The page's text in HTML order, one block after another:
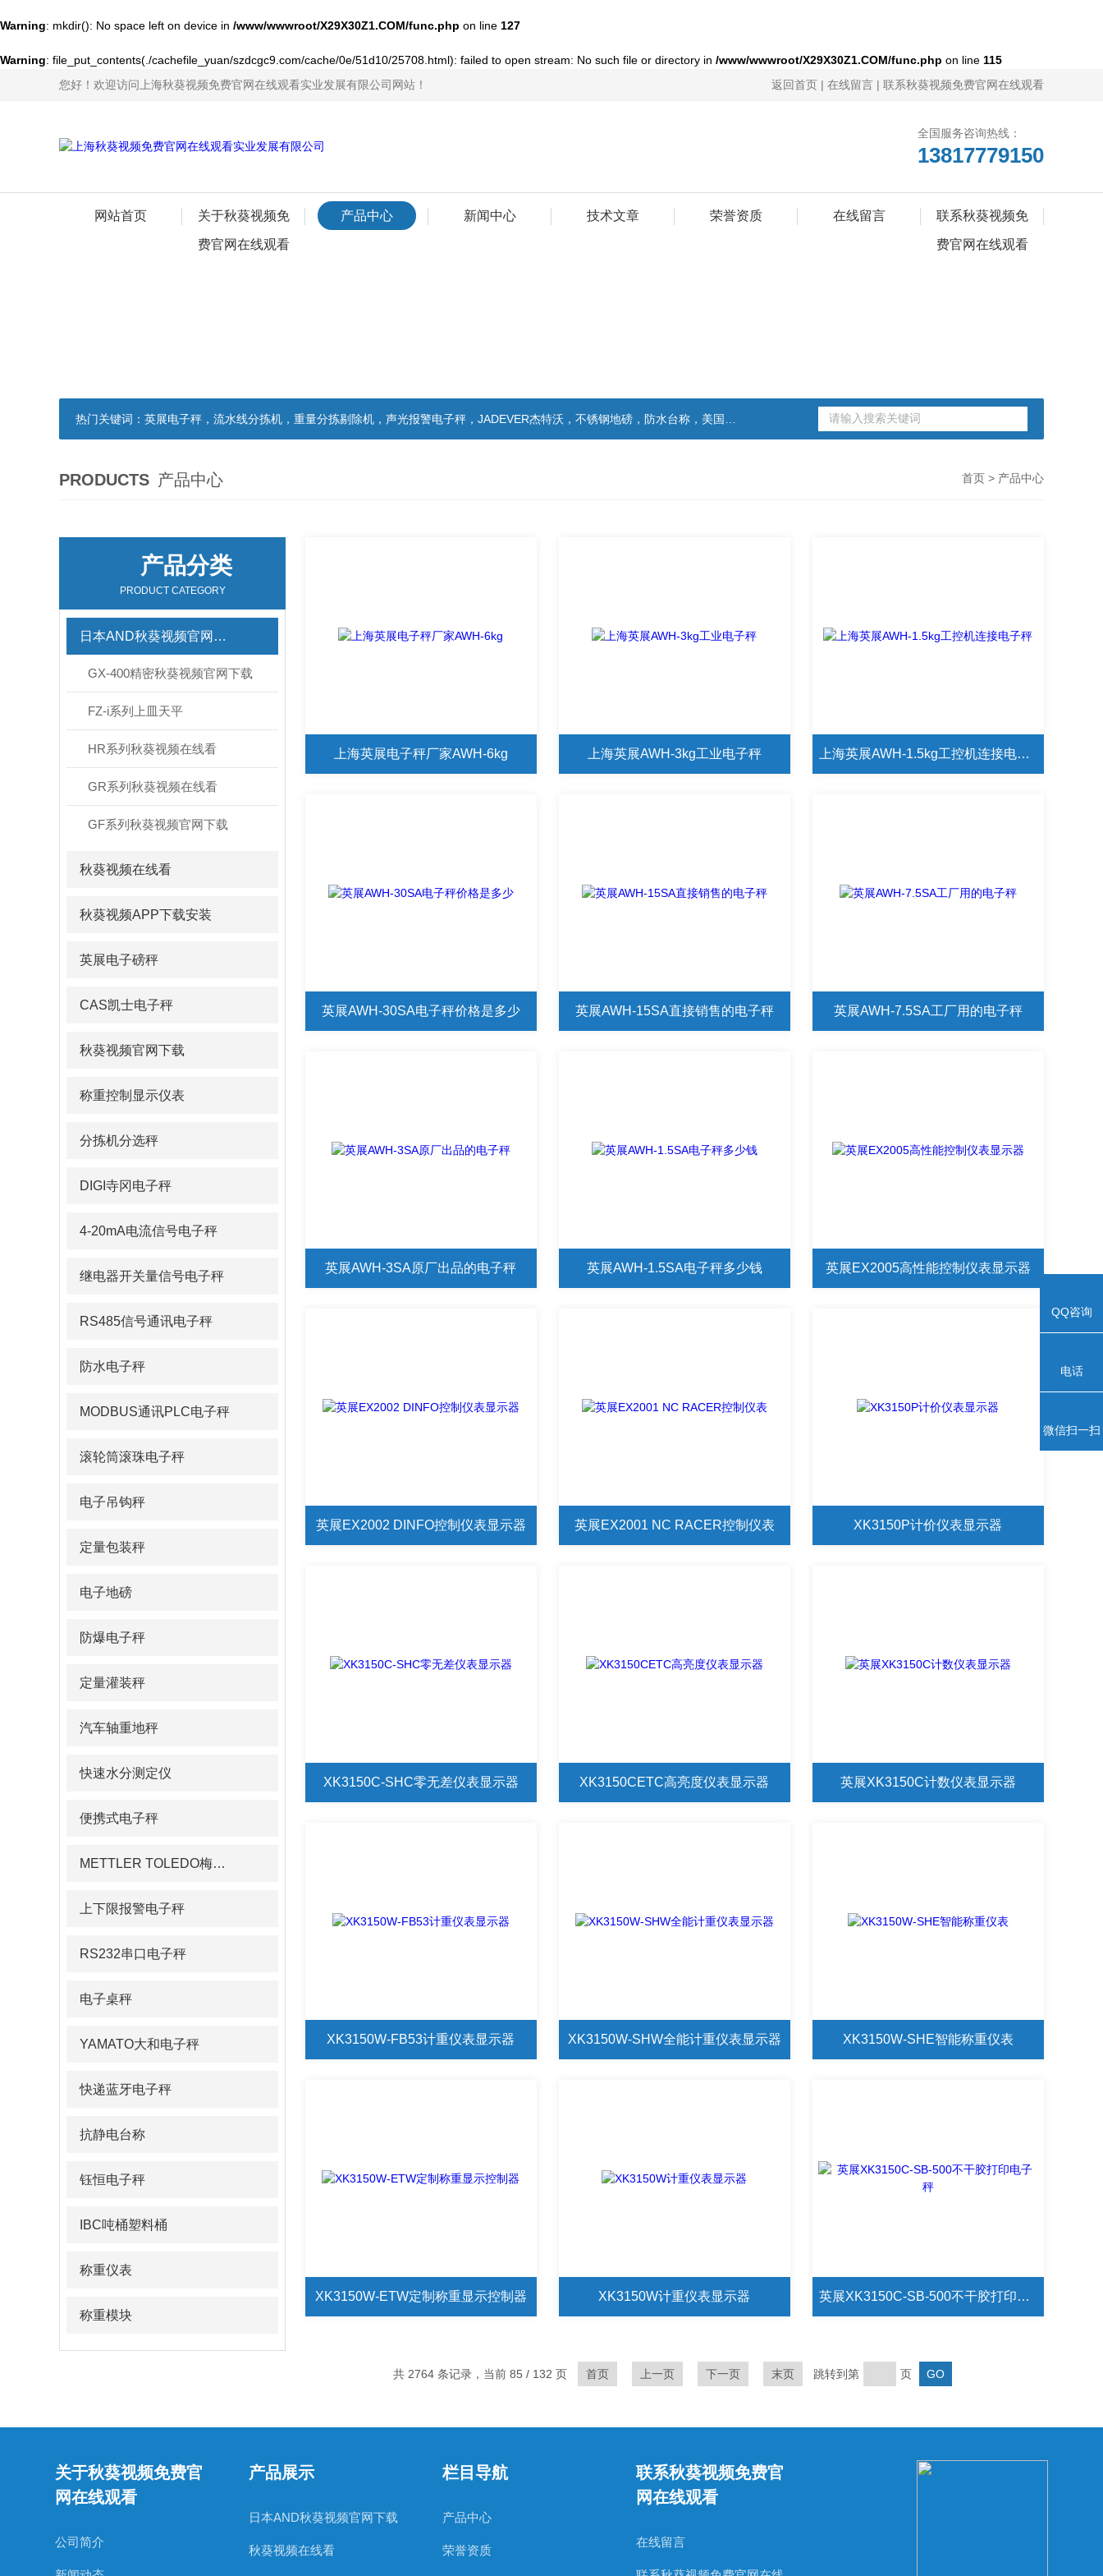
Warning: mkdir(): No space left on device in /www/wwwroot/X29X30Z1.COM/func.php on line 127
Warning: file_put_contents(./cachefile_yuan/szdcgc9.com/cache/0e/51d10/25708.html): failed to open stream: No such file or directory in /www/wwwroot/X29X30Z1.COM/func.php on line 115
您好！欢迎访问上海秋葵视频免费官网在线观看实业发展有限公司网站！
返回首页 | 在线留言 | 联系秋葵视频免费官网在线观看
全国服务咨询热线：
13817779150
网站首页 关于秋葵视频免
费官网在线观看
产品中心 新闻中心 技术文章 荣誉资质 在线留言 联系秋葵视频免
费官网在线观看
热门关键词： 英展电子秤，流水线分拣机，重量分拣剔除机，声光报警电子秤，JADEVER杰特沃，不锈钢地磅，防水台称，美国双杰天平，报警电子称
PRODUCTS 产品中心 首页 > 产品中心
产品分类
PRODUCT CATEGORY
日本AND秋葵视频官网下载
GX-400精密秋葵视频官网下载
FZ-i系列上皿天平
HR系列秋葵视频在线看
GR系列秋葵视频在线看
GF系列秋葵视频官网下载
秋葵视频在线看
秋葵视频APP下载安装
英展电子磅秤
CAS凯士电子秤
秋葵视频官网下载
称重控制显示仪表
分拣机分选秤
DIGI寺冈电子秤
4-20mA电流信号电子秤
继电器开关量信号电子秤
RS485信号通讯电子秤
防水电子秤
MODBUS通讯PLC电子秤
滚轮筒滚珠电子秤
电子吊钩秤
定量包装秤
电子地磅
防爆电子秤
定量灌装秤
汽车轴重地秤
快速水分测定仪
便携式电子秤
METTLER TOLEDO梅特勒pH计/电导率仪
上下限报警电子秤
RS232串口电子秤
电子桌秤
YAMATO大和电子秤
快递蓝牙电子秤
抗静电台称
钰恒电子秤
IBC吨桶塑料桶
称重仪表
称重模块
上海英展电子秤厂家AWH-6kg 上海英展AWH-3kg工业电子秤 上海英展AWH-1.5kg工控机连接电子秤
英展AWH-30SA电子秤价格是多少 英展AWH-15SA直接销售的电子秤 英展AWH-7.5SA工厂用的电子秤
英展AWH-3SA原厂出品的电子秤 英展AWH-1.5SA电子秤多少钱 英展EX2005高性能控制仪表显示器
英展EX2002 DINFO控制仪表显示器 英展EX2001 NC RACER控制仪表 XK3150P计价仪表显示器
XK3150C-SHC零无差仪表显示器 XK3150CETC高亮度仪表显示器 英展XK3150C计数仪表显示器
XK3150W-FB53计重仪表显示器 XK3150W-SHW全能计重仪表显示器 XK3150W-SHE智能称重仪表
XK3150W-ETW定制称重显示控制器 XK3150W计重仪表显示器 英展XK3150C-SB-500不干胶打印电子秤
共 2764 条记录，当前 85 / 132 页 首页 上一页 下一页 末页 跳转到第 页
关于秋葵视频免费官
网在线观看
公司简介
产品展示
日本AND秋葵视频官网下载
秋葵视频在线看
栏目导航
产品中心
荣誉资质
联系秋葵视频免费官
网在线观看
在线留言
QQ咨询
电话
微信扫一扫